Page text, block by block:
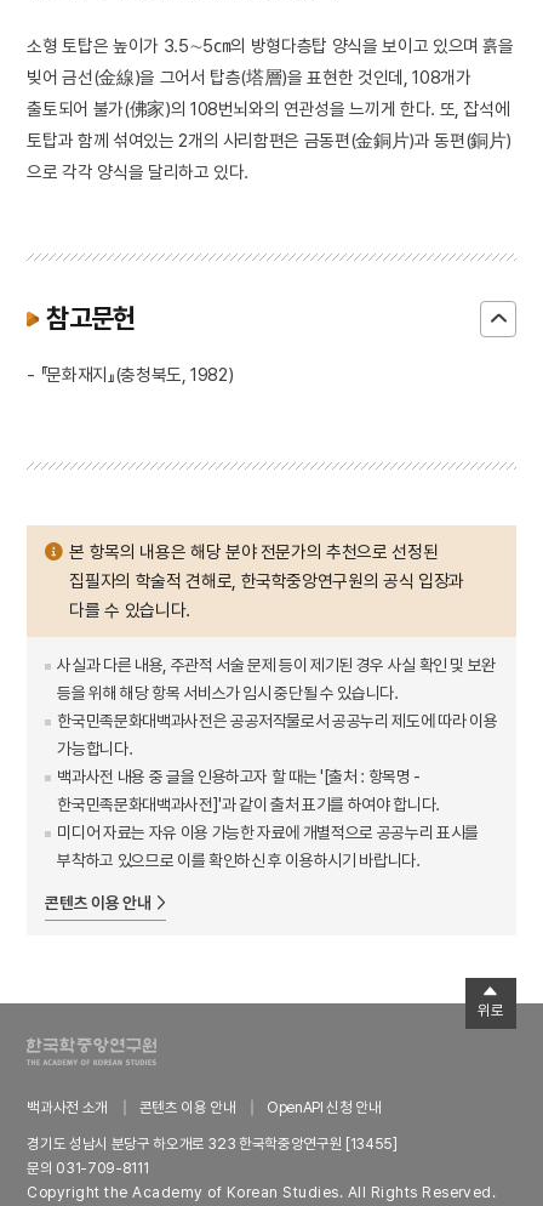
소형 토탑은 높이가 3.5∼5㎝의 방형다층탑 양식을 보이고 있으며 흙을
빚어 금선(金線)을 그어서 탑층(塔層)을 표현한 것인데, 108개가
출토되어 불가(佛家)의 108번뇌와의 연관성을 느끼게 한다. 또, 잡석에
토탑과 함께 섞여있는 2개의 사리함편은 금동편(金銅片)과 동편(銅片)
으로 각각 양식을 달리하고 있다.
참고문헌
- 『문화재지』(충청북도, 1982)
본 항목의 내용은 해당 분야 전문가의 추천으로 선정된
집필자의 학술적 견해로, 한국학중앙연구원의 공식 입장과
다를 수 있습니다.
사실과 다른 내용, 주관적 서술 문제 등이 제기된 경우 사실 확인 및 보완
등을 위해 해당 항목 서비스가 임시 중단될 수 있습니다.
한국민족문화대백과사전은 공공저작물로서 공공누리 제도에 따라 이용
가능합니다.
백과사전 내용 중 글을 인용하고자 할 때는 '[출처 : 항목명 -
한국민족문화대백과사전]'과 같이 출처 표기를 하여야 합니다.
미디어 자료는 자유 이용 가능한 자료에 개별적으로 공공누리 표시를
부착하고 있으므로 이를 확인하신 후 이용하시기 바랍니다.
콘텐츠 이용 안내
백과사전 소개 콘텐츠 이용 안내
OpenAPI 신청 안내
경기도 성남시 분당구 하오개로 323 한국학중앙연구원 [13455]
문의 031-709-8111
Copyright the Academy of Korean Studies. All Rights Reserved.
위로